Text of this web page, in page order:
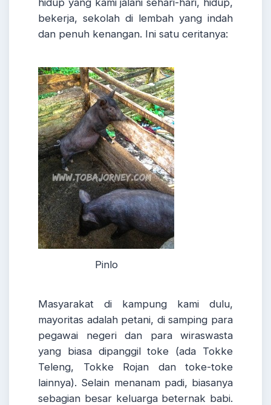
bekerja, sekolah di lembah yang indah
dan penuh kenangan. Ini satu ceritanya:
Pinlo
Masyarakat di kampung kami dulu,
mayoritas adalah petani, di samping para
pegawai negeri dan para wiraswasta
yang biasa dipanggil toke (ada Tokke
Teleng, Tokke Rojan dan toke-toke
lainnya). Selain menanam padi, biasanya
sebagian besar keluarga beternak babi.